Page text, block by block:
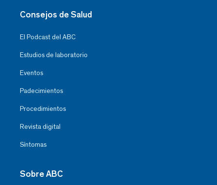
Consejos de Salud
El Podcast del ABC
Estudios de laboratorio
Eventos
Padecimientos
Procedimientos
Revista digital
Síntomas
Sobre ABC